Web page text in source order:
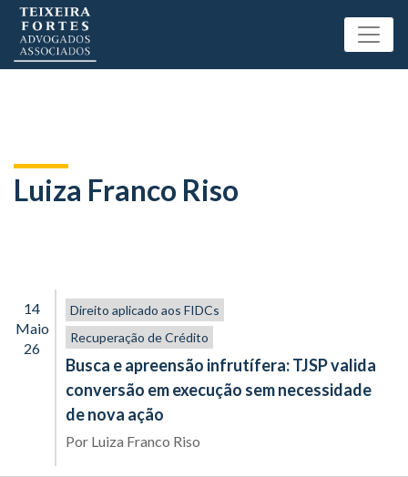
Luiza Franco Riso
14
Maio
26
Direito aplicado aos FIDCs
Recuperação de Crédito
Busca e apreensão infrutífera: TJSP valida
conversão em execução sem necessidade
de nova ação
Por Luiza Franco Riso